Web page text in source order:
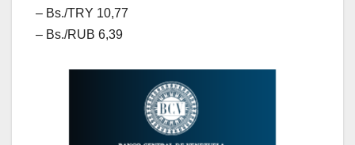
– Bs./TRY 10,77
– Bs./RUB 6,39